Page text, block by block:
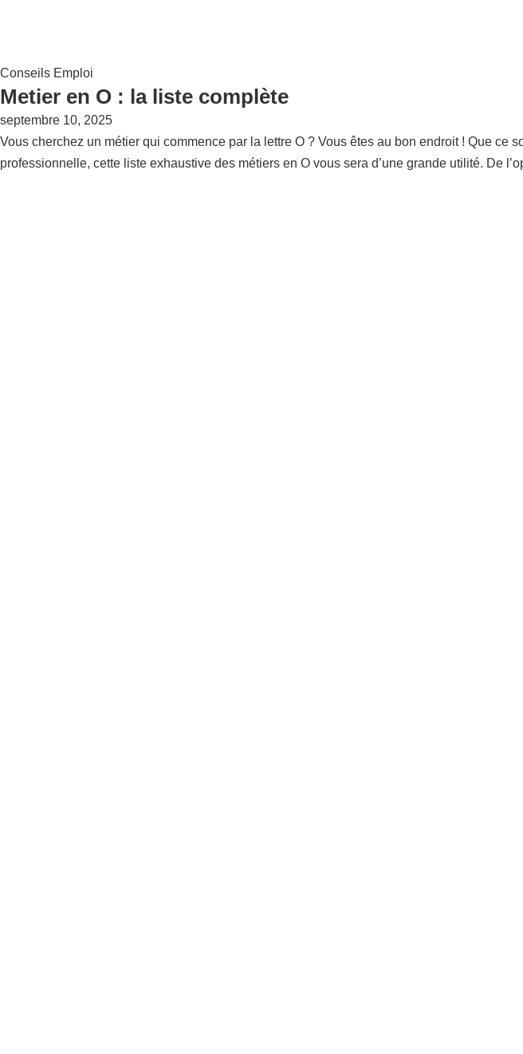
Conseils Emploi
Metier en O : la liste complète
septembre 10, 2025
Vous cherchez un métier qui commence par la lettre O ? Vous êtes au bon endroit ! Que
professionnelle, cette liste exhaustive des métiers en O vous sera d’une grande utilité. De